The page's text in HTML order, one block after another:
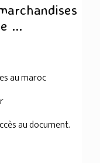
...
au maroc
au document.